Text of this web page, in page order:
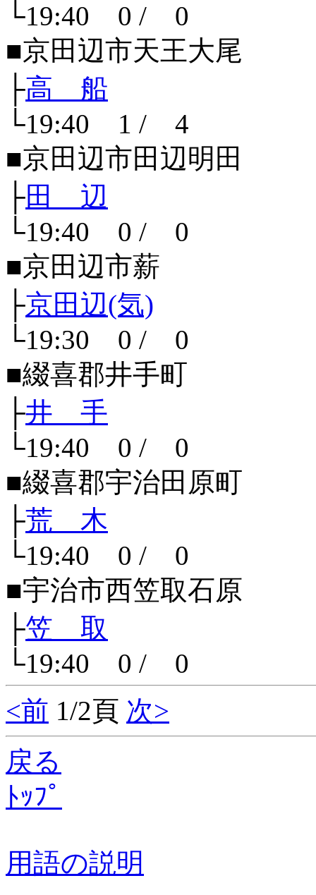
└19:40 0 / 0
■京田辺市天王大尾
├高 船
└19:40 1 / 4
■京田辺市田辺明田
├田 辺
└19:40 0 / 0
■京田辺市薪
├京田辺(気)
└19:30 0 / 0
■綴喜郡井手町
├井 手
└19:40 0 / 0
■綴喜郡宇治田原町
├荒 木
└19:40 0 / 0
■宇治市西笠取石原
├笠 取
└19:40 0 / 0
<前 1/2頁 次>
戻る
ﾄｯﾌﾟ
用語の説明